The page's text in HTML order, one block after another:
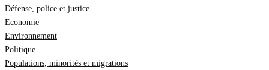
Défense, police et justice
Economie
Environnement
Politique
Populations, minorités et migrations